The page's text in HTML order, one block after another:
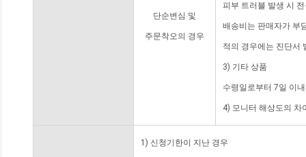
단순변심 및
주문착오의 경우
피부 트러블 발생 시
배송비는 판매자가 부
적의 경우에는 진단서
3) 기타 상품
수령일로부터 7일 이
4) 모니터 해상도의 차
1) 신청기한이 지난 경우